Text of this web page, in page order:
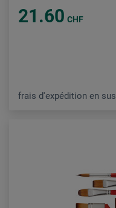
21.60 CHF
frais d'expédition en sus